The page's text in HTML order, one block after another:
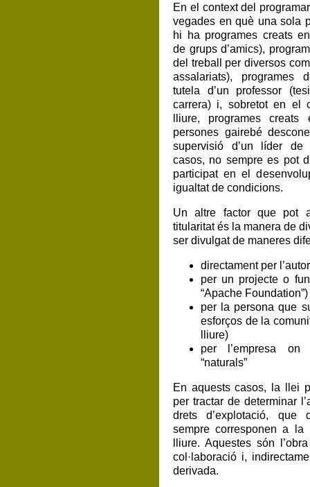
En el context del
vegades en què una sola
hi ha programes creats
de grups d’amics),
del treball per diversos
assalariats), programes
tutela d’un professor
carrera) i, sobretot en el
lliure, programes creats
persones gairebé
supervisió d’un líder de
casos, no sempre es pot
participat en el
igualtat de condicions.
Un altre factor que pot
titularitat és la manera de
ser divulgat de maneres
directament per
per un projecte o
“Apache Foundation”)
per la persona que
esforços de la
lliure)
per l’empresa on
“naturals”
En aquests casos, la llei
per tractar de determinar
drets d’explotació, que
sempre corresponen a la
lliure. Aquestes són
col·laboració i,
derivada.